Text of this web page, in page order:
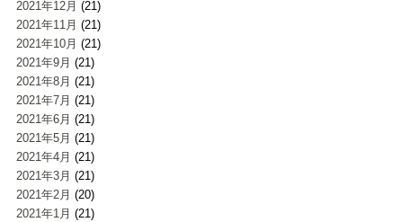
2021年12月 (21)
2021年11月 (21)
2021年10月 (21)
2021年9月 (21)
2021年8月 (21)
2021年7月 (21)
2021年6月 (21)
2021年5月 (21)
2021年4月 (21)
2021年3月 (21)
2021年2月 (20)
2021年1月 (21)